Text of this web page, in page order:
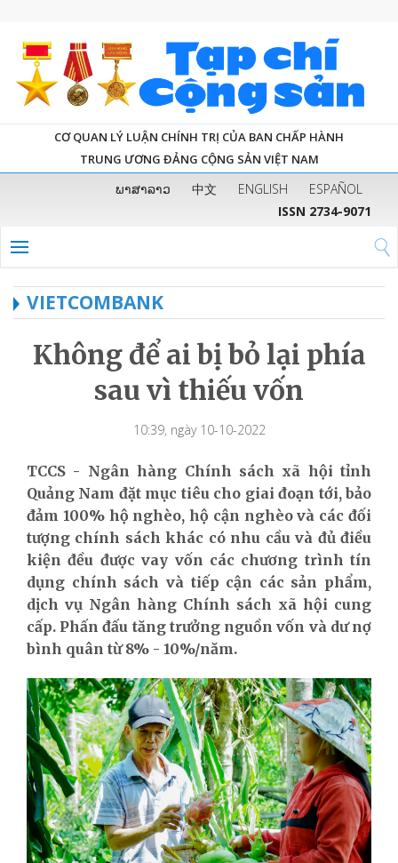
CƠ QUAN LÝ LUẬN CHÍNH TRỊ CỦA BAN CHẤP HÀNH
TRUNG ƯƠNG ĐẢNG CỘNG SẢN VIỆT NAM
ພາສາລາວ 中文 ENGLISH
ESPAÑOL
ISSN 2734-9071
VIETCOMBANK
Không để ai bị bỏ lại phía
sau vì thiếu vốn
10:39, ngày 10-10-2022
TCCS - Ngân hàng Chính sách xã hội tỉnh
Quảng Nam đặt mục tiêu cho giai đoạn tới, bảo
đảm 100% hộ nghèo, hộ cận nghèo và các đối
tượng chính sách khác có nhu cầu và đủ điều
kiện đều được vay vốn các chương trình tín
dụng chính sách và tiếp cận các sản phẩm,
dịch vụ Ngân hàng Chính sách xã hội cung
cấp. Phấn đấu tăng trưởng nguồn vốn và dư nợ
bình quân từ 8% - 10%/năm.